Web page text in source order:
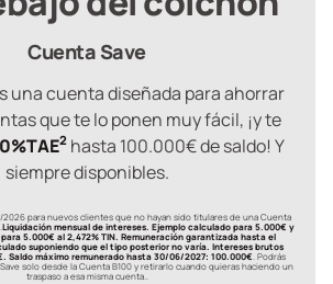
Cuenta Save
una cuenta diseñada para ahorrar
que te lo ponen muy fácil, ¡y te
2hasta 100.000€ de saldo! Y
siempre disponibles.
2026 para nuevos clientes que no hayan sido titulares de una Cuenta
Liquidación mensual de intereses. Ejemplo calculado para 5.000€ y
5.000€ al 2,472% TIN. Remuneración garantizada hasta el
suponiendo que el tipo posterior no varía. Intereses brutos
Saldo máximo remunerado hasta 30/06/2027: 100.000€. Podrás
solo desde la Cuenta B100 y retirarlo cuando quieras haciendo un
traspaso a esa misma cuenta..